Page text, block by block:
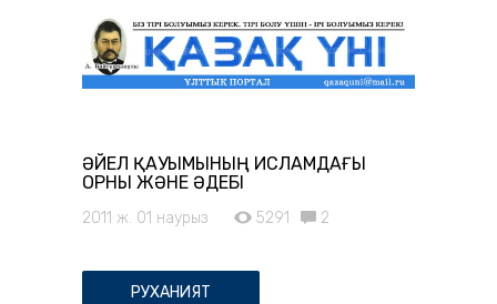
ӘЙЕЛ ҚАУЫМЫНЫҢ ИСЛАМДАҒЫ
ОРНЫ ЖӘНЕ ӘДЕБІ
2011 ж. 01 наурыз 5291 2
РУХАНИЯТ